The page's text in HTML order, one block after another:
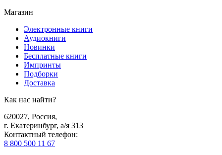
Магазин
Электронные книги
Аудиокниги
Новинки
Бесплатные книги
Импринты
Подборки
Доставка
Как нас найти?
620027, Россия,
г. Екатеринбург, а/я 313
Контактный телефон:
8 800 500 11 67